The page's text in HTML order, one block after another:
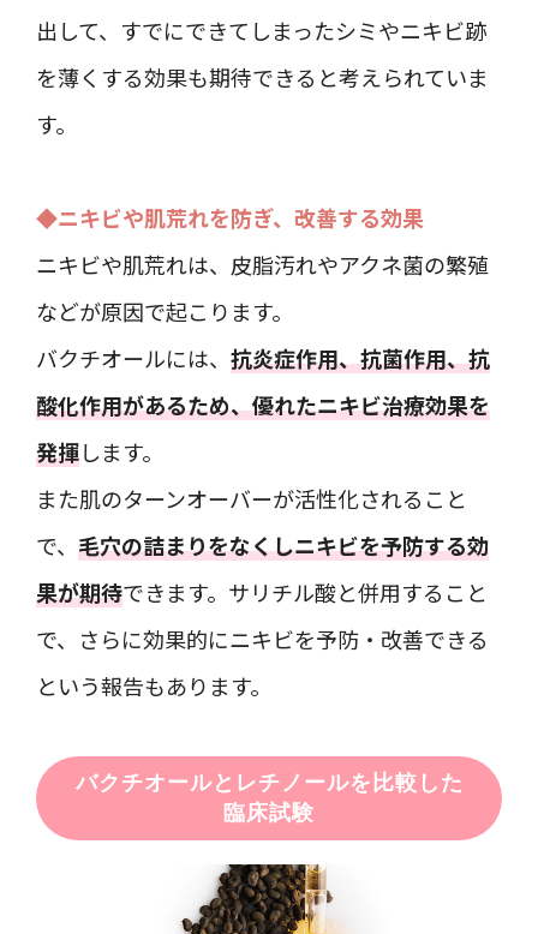
出して、すでにできてしまったシミやニキビ跡
を薄くする効果も期待できると考えられていま
す。
◆ニキビや肌荒れを防ぎ、改善する効果
ニキビや肌荒れは、皮脂汚れやアクネ菌の繁殖
などが原因で起こります。
バクチオールには、 抗炎症作用、抗菌作用、抗
酸化作用があるため、優れたニキビ治療効果を
発揮します。
また肌のターンオーバーが活性化されること
で、 毛穴の詰まりをなくしニキビを予防する効
果が期待できます。サリチル酸と併用すること
で、さらに効果的にニキビを予防・改善できる
という報告もあります。
バクチオールとレチノールを比較した
臨床試験